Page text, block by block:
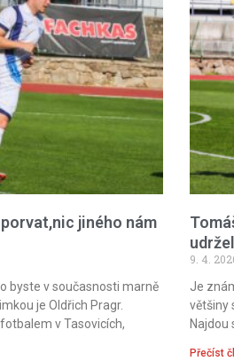
jiného nám
byste v současnosti marně
je Oldřich Pragr.
v Tasovicích,
9. 4.
Je
většiny
Najdou
Přečíst